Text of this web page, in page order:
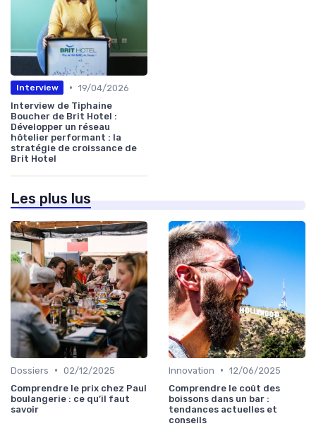
Interview • 19/04/2026
Interview de Tiphaine
Boucher de Brit Hotel :
Développer un réseau
hôtelier performant : la
stratégie de croissance de
Brit Hotel
Les plus lus
Dossiers • 02/12/2025
Comprendre le prix chez Paul
boulangerie : ce qu’il faut
savoir
Innovation • 12/06/2025
Comprendre le coût des
boissons dans un bar :
tendances actuelles et
conseils